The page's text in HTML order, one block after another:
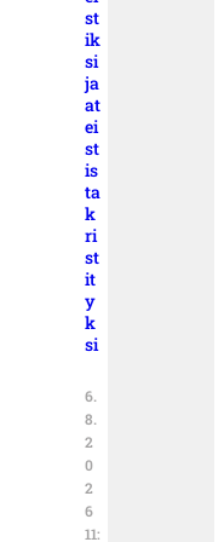
st
ik
si
ja
at
ei
st
is
ta
k
ri
st
it
y
k
si
6.
8.
2
0
2
6
11: